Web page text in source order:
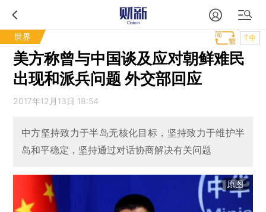
世界 T中
美方称曾与中国谈及应对朝鲜难民
出现和派兵问题 外交部回应
2017年12月13日 18:54
中方坚持致力于半岛无核化目标，坚持致力于维护半
岛和平稳定，坚持通过对话协商解决有关问题
原图